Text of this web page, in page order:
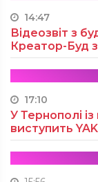
14:47
Відеозвіт з
Креатор-Буд
17:10
У Тернополі
виступить